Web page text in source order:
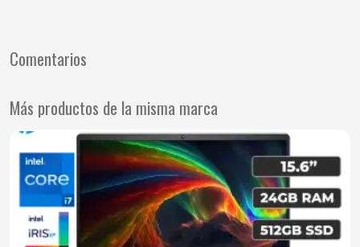
Comentarios
Más productos de la misma marca